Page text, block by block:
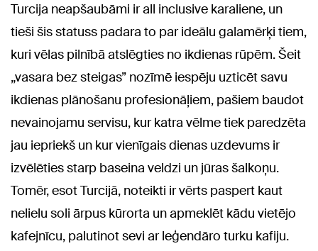
Turcija neapšaubāmi ir all inclusive karaliene, un
tieši šis statuss padara to par ideālu galamērķi tiem,
kuri vēlas pilnībā atslēgties no ikdienas rūpēm. Šeit
„vasara bez steigas” nozīmē iespēju uzticēt savu
ikdienas plānošanu profesionāļiem, pašiem baudot
nevainojamu servisu, kur katra vēlme tiek paredzēta
jau iepriekš un kur vienīgais dienas uzdevums ir
izvēlēties starp baseina veldzi un jūras šalkoņu.
Tomēr, esot Turcijā, noteikti ir vērts paspert kaut
nelielu soli ārpus kūrorta un apmeklēt kādu vietējo
kafejnīcu, palutinot sevi ar leģendāro turku kafiju.